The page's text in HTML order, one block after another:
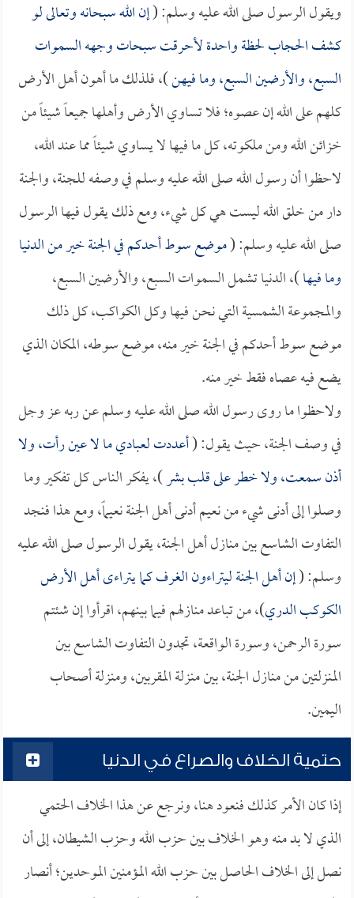
ويقول الرسول صلى الله عليه وسلم: (إن الله سبحانه وتعالى لو
كشف الحجاب لحظة واحدة لأحرقت سبحات وجهه السموات
السبع، والأرضين السبع، وما فيهن)، فلذلك ما أهون أهل الأرض
كلهم على الله إن عصوه؛ فلا تساوي الأرض وأهلها جميعاً شيئاً من
خزائن الله ومن ملكوته، كل ما فيها لا يساوي شيئاً مما عند الله،
لاحظوا أن رسول الله صلى الله عليه وسلم في وصفه للجنة، والجنة
دار من خلق الله ليست هي كل شيء، ومع ذلك يقول فيها الرسول
صلى الله عليه وسلم: (موضع سوط أحدكم في الجنة خير من الدنيا
وما فيها)، الدنيا تشمل السموات السبع، والأرضين السبع،
والمجموعة الشمسية التي نحن فيها وكل الكواكب، كل ذلك
موضع سوط أحدكم في الجنة خير منه، موضع سوطه، المكان الذي
يضع فيه عصاه فقط خير منه.
ولاحظوا ما روى رسول الله صلى الله عليه وسلم عن ربه عز وجل
في وصف الجنة، حيث يقول: (أعددت لعبادي ما لا عين رأت، ولا
أذن سمعت، ولا خطر على قلب بشر)، يفكر الناس كل تفكير وما
وصلوا إلى أدنى شيء من نعيم أدنى أهل الجنة نعيماً، ومع هذا فنجد
التفاوت الشاسع بين منازل أهل الجنة، يقول الرسول صلى الله عليه
وسلم: (إن أهل الجنة ليتراءون الغرف كما يتراءى أهل الأرض
الكوكب الدري)، من تباعد منازلهم فيما بينهم، اقرأوا إن شئتم
سورة الرحمن، وسورة الواقعة، تجدون التفاوت الشاسع بين
المنزلتين من منازل الجنة، بين منزلة المقربين، ومنزلة أصحاب
اليمين.
حتمية الخلاف والصراع في الدنيا
إذا كان الأمر كذلك فنعود هنا، ونرجع عن هذا الخلاف الحتمي
الذي لا بد منه وهو الخلاف بين حزب الله وحزب الشيطان، إلى أن
نصل إلى الخلاف الحاصل بين حزب الله المؤمنين الموحدين؛ أنصار